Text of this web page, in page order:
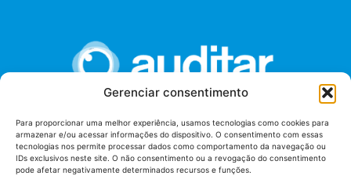
Gerenciar consentimento
Para proporcionar uma melhor experiência, usamos tecnologias como cookies para
armazenar e/ou acessar informações do dispositivo. O consentimento com essas
tecnologias nos permite processar dados como comportamento da navegação ou
IDs exclusivos neste site. O não consentimento ou a revogação do consentimento
pode afetar negativamente determinados recursos e funções.
União dos Auditores Federais de Controle Externo -
AUDITAR
Setor de Administração Federal Sul (SAF/Sul), Qd. 04, Lt. 01